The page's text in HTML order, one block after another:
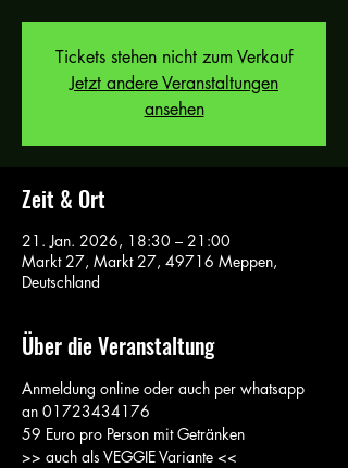
Tickets stehen nicht zum Verkauf
Jetzt andere Veranstaltungen
ansehen
Zeit & Ort
21. Jan. 2026, 18:30 – 21:00
Markt 27, Markt 27, 49716 Meppen,
Deutschland
Über die Veranstaltung
Anmeldung online oder auch per whatsapp
an 01723434176
59 Euro pro Person mit Getränken
>> auch als VEGGIE Variante <<